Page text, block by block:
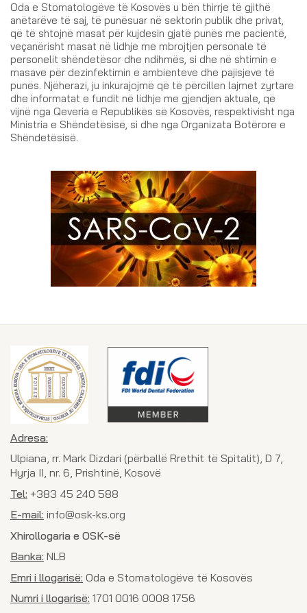
Oda e Stomatologëve të Kosovës u bën thirrje të gjithë
anëtarëve të saj, të punësuar në sektorin publik dhe privat,
që të shtojnë masat për kujdesin gjatë punës me pacientë,
veçanërisht masat në lidhje me mbrojtjen personale të
personelit shëndetësor dhe ndihmës, si dhe në shtimin e
masave për dezinfektimin e ambienteve dhe pajisjeve të
punës. Njëherazi, ju inkurajojmë që të përcillen lajmet zyrtare
dhe informatat e fundit në lidhje me gjendjen aktuale, që
vijnë nga Qeveria e Republikës së Kosovës, respektivisht nga
Ministria e Shëndetësisë, si dhe nga Organizata Botërore e
Shëndetësisë.
Adresa:
Ulpiana, rr. Mark Dizdari (përballë Rrethit të Spitalit), D 7,
Hyrja II, nr. 6, Prishtinë, Kosovë
Tel: +383 45 240 588
E-mail: info@osk-ks.org
Xhirollogaria e OSK-së
Banka: NLB
Emri i llogarisë: Oda e Stomatologëve të Kosovës
Numri i llogarisë: 1701 0016 0008 1756